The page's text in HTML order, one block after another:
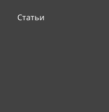
Статьи